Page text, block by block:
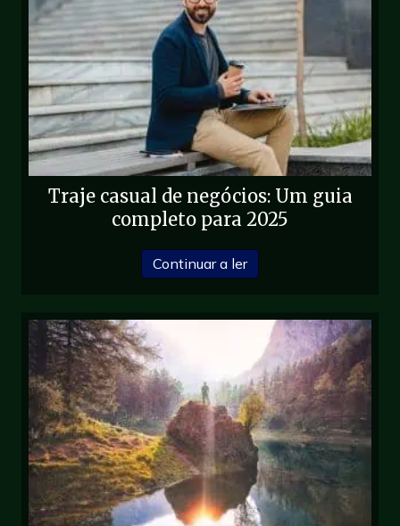
Traje casual de negócios: Um guia
completo para 2025
Continuar a ler